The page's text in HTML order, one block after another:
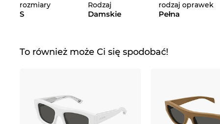
ulubionego ubioru? Zapoznaj się także z innymi
asortymentu kolekcji 2023 oraz 2024.
każdą okazję, bo przecież chodzi o to, żeby dobrze
uszach. Eronomiczna forma,
Model jest dostępny. Dokonując zakupu już teraz
rozmiary
S
Rodzaj
Damskie
rodzaj oprawek
Pełna
To również może Ci się spodobać!